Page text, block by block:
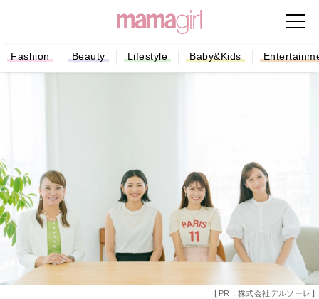
Fashion Beauty Lifestyle Baby&Kids
【PR：株式会社デルソーレ】